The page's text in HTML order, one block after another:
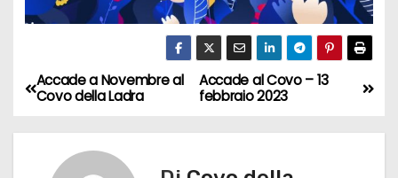
N
a
Accade al Covo – 13
febbraio 2023
Accade a Novembre al
Covo della Ladra